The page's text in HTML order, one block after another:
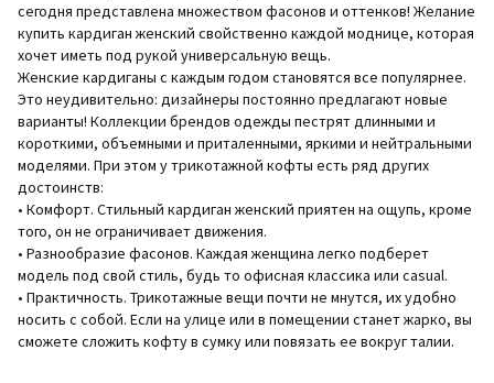
сегодня представлена множеством фасонов и оттенков! Желание
купить кардиган женский свойственно каждой моднице, которая
хочет иметь под рукой универсальную вещь.
Женские кардиганы с каждым годом становятся все популярнее.
Это неудивительно: дизайнеры постоянно предлагают новые
варианты! Коллекции брендов одежды пестрят длинными и
короткими, объемными и приталенными, яркими и нейтральными
моделями. При этом у трикотажной кофты есть ряд других
достоинств:
• Комфорт. Стильный кардиган женский приятен на ощупь, кроме
того, он не ограничивает движения.
• Разнообразие фасонов. Каждая женщина легко подберет
модель под свой стиль, будь то офисная классика или casual.
• Практичность. Трикотажные вещи почти не мнутся, их удобно
носить с собой. Если на улице или в помещении станет жарко, вы
сможете сложить кофту в сумку или повязать ее вокруг талии.